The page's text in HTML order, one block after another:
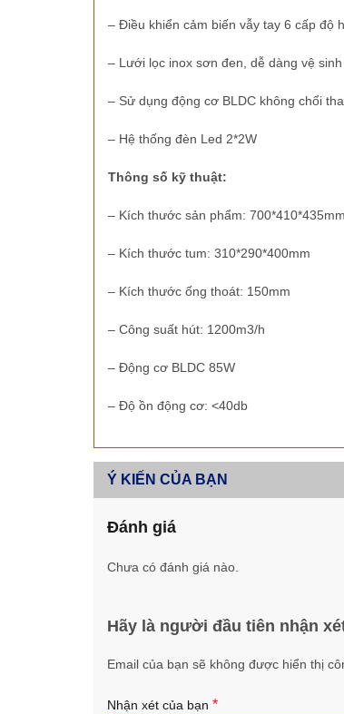
– Điều khiển cảm biến vẫy tay 6 cấp độ
– Lưới lọc inox sơn đen, dễ dàng vệ
– Sử dụng động cơ BLDC không chổi
– Hệ thống đèn Led 2*2W
Thông số kỹ thuật:
– Kích thước sản phẩm: 700*410*435mm
– Kích thước tum: 310*290*400mm
– Kích thước ống thoát: 150mm
– Công suất hút: 1200m3/h
– Động cơ BLDC 85W
– Độ ồn động cơ: <40db
Ý KIẾN CỦA BẠN
Đánh giá
Chưa có đánh giá nào.
Hãy là người đầu tiên nhận
Email của bạn sẽ không được hiển thị
Nhận xét của bạn *